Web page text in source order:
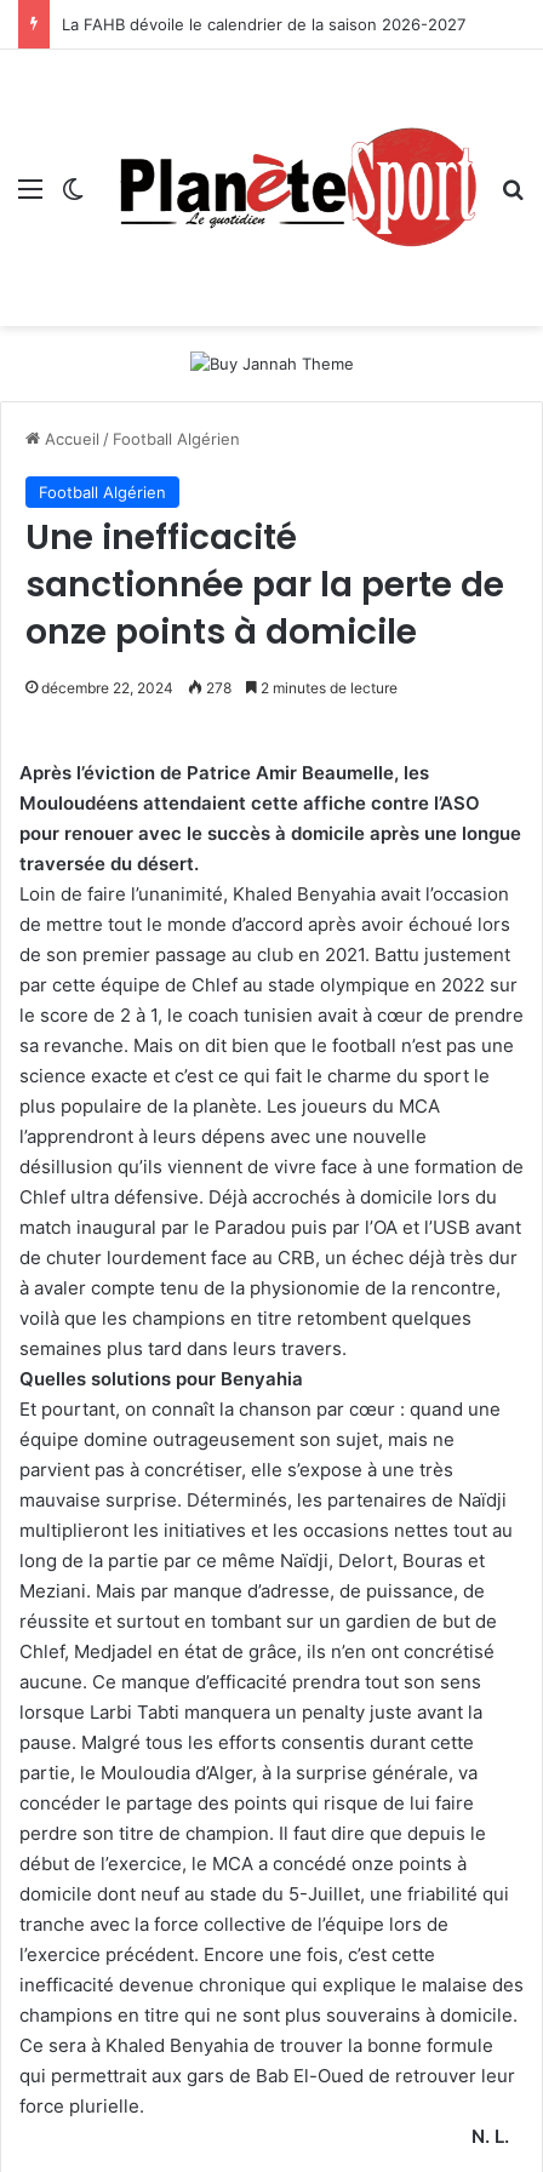
La FAHB dévoile le calendrier de la saison 2026-2027
Menu Switch skin
Accueil / Football Algérien
Football Algérien
Une inefficacité
sanctionnée par la perte de
onze points à domicile
décembre 22, 2024 278 2 minutes de lecture
Après l’éviction de Patrice Amir Beaumelle, les
Mouloudéens attendaient cette affiche contre l’ASO
pour renouer avec le succès à domicile après une longue
traversée du désert.
Loin de faire l’unanimité, Khaled Benyahia avait l’occasion
de mettre tout le monde d’accord après avoir échoué lors
de son premier passage au club en 2021. Battu justement
par cette équipe de Chlef au stade olympique en 2022 sur
le score de 2 à 1, le coach tunisien avait à cœur de prendre
sa revanche. Mais on dit bien que le football n’est pas une
science exacte et c’est ce qui fait le charme du sport le
plus populaire de la planète. Les joueurs du MCA
l’apprendront à leurs dépens avec une nouvelle
désillusion qu’ils viennent de vivre face à une formation de
Chlef ultra défensive. Déjà accrochés à domicile lors du
match inaugural par le Paradou puis par l’OA et l’USB avant
de chuter lourdement face au CRB, un échec déjà très dur
à avaler compte tenu de la physionomie de la rencontre,
voilà que les champions en titre retombent quelques
semaines plus tard dans leurs travers.
Quelles solutions pour Benyahia
Et pourtant, on connaît la chanson par cœur : quand une
équipe domine outrageusement son sujet, mais ne
parvient pas à concrétiser, elle s’expose à une très
mauvaise surprise. Déterminés, les partenaires de Naïdji
multiplieront les initiatives et les occasions nettes tout au
long de la partie par ce même Naïdji, Delort, Bouras et
Meziani. Mais par manque d’adresse, de puissance, de
réussite et surtout en tombant sur un gardien de but de
Chlef, Medjadel en état de grâce, ils n’en ont concrétisé
aucune. Ce manque d’efficacité prendra tout son sens
lorsque Larbi Tabti manquera un penalty juste avant la
pause. Malgré tous les efforts consentis durant cette
partie, le Mouloudia d’Alger, à la surprise générale, va
concéder le partage des points qui risque de lui faire
perdre son titre de champion. Il faut dire que depuis le
début de l’exercice, le MCA a concédé onze points à
domicile dont neuf au stade du 5-Juillet, une friabilité qui
tranche avec la force collective de l’équipe lors de
l’exercice précédent. Encore une fois, c’est cette
inefficacité devenue chronique qui explique le malaise des
champions en titre qui ne sont plus souverains à domicile.
Ce sera à Khaled Benyahia de trouver la bonne formule
qui permettrait aux gars de Bab El-Oued de retrouver leur
force plurielle.
N. L.